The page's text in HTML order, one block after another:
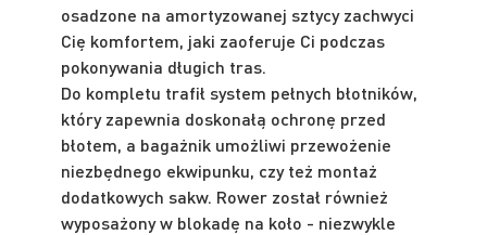
osadzone na amortyzowanej sztycy zachwyci
Cię komfortem, jaki zaoferuje Ci podczas
pokonywania długich tras.
Do kompletu trafił system pełnych błotników,
który zapewnia doskonałą ochronę przed
błotem, a bagażnik umożliwi przewożenie
niezbędnego ekwipunku, czy też montaż
dodatkowych sakw. Rower został również
wyposażony w blokadę na koło - niezwykle